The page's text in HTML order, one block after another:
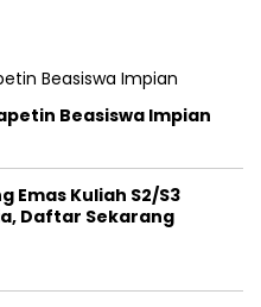
Beasiswa Impian
Emas Kuliah S2/S3
Daftar Sekarang